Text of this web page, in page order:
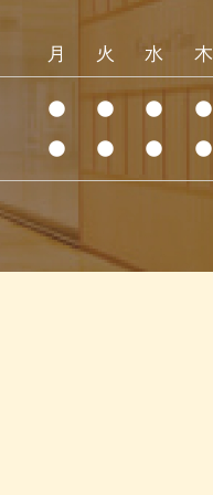
月 火 水 木
● ● ● ●
● ● ● ●